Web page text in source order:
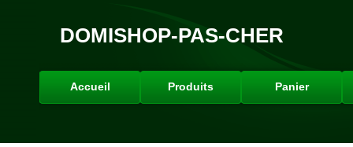
DOMISHOP-PAS-CHER
Accueil Produits Panier